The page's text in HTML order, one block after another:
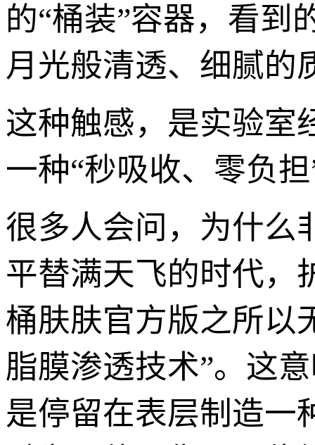
的“桶装”容器，看到
月光般清透、细腻的
这种触感，是实验室
一种“秒吸收、零负
很多人会问，为什么
平替满天飞的时代，
桶肤肤官方版之所以
脂膜渗透技术”。这
是停留在表层制造一